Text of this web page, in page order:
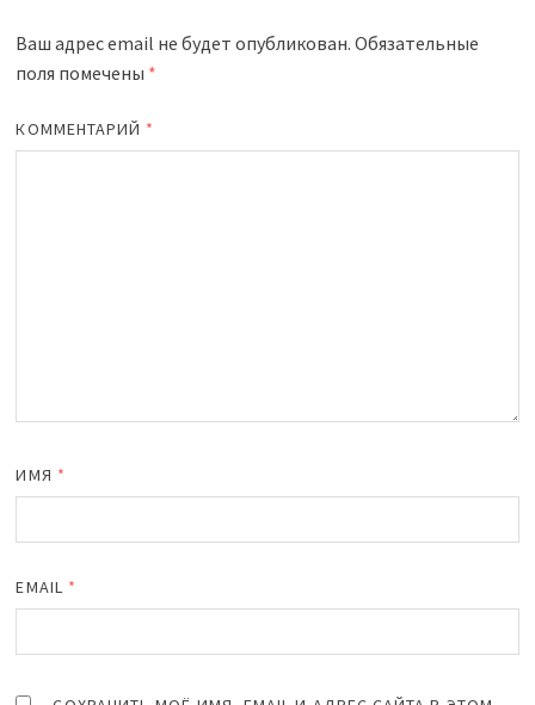
Ваш адрес email не будет опубликован. Обязательные
поля помечены *
КОММЕНТАРИЙ *
ИМЯ *
EMAIL *